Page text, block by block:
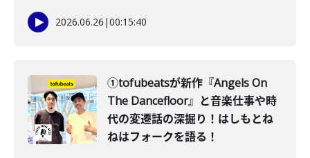
2026.06.26 |00:15:40
①tofubeatsが新作『Angels On
The Dancefloor』と音楽仕事や時
代の変遷話の深掘り！はしもとね
ねはフォークを語る！